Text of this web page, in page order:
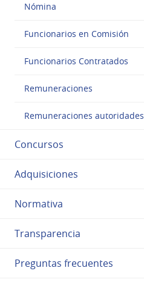
Nómina
Funcionarios en Comisión
Funcionarios Contratados
Remuneraciones
Remuneraciones autoridades
Concursos
Adquisiciones
Normativa
Transparencia
Preguntas frecuentes